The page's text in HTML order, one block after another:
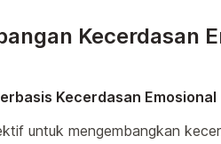
Kecerdasan
Kecerdasan Emosional
untuk mengembangkan